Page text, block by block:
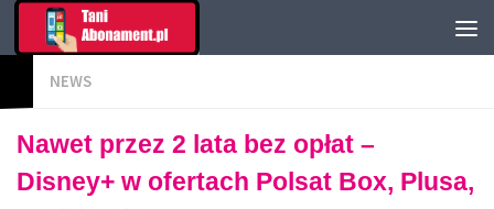
NEWS
Nawet przez 2 lata bez opłat –
Disney+ w ofertach Polsat Box, Plusa,